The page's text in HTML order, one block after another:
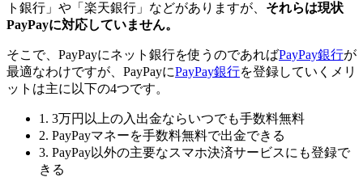
ト銀行」や「楽天銀行」などがありますが、 それらは現状
PayPayに対応していません。
そこで、PayPayにネット銀行を使うのであればPayPay銀行が
最適なわけですが、PayPayにPayPay銀行を登録していくメリ
ットは主に以下の4つです。
1. 3万円以上の入出金ならいつでも手数料無料
2. PayPayマネーを手数料無料で出金できる
3. PayPay以外の主要なスマホ決済サービスにも登録で
きる